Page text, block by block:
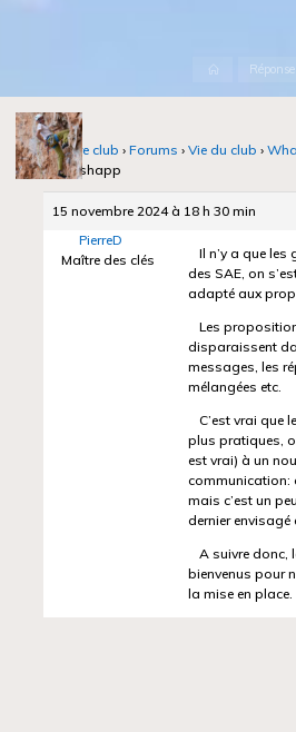
AccueilRéponse
Notre club › Forums › Vie du club ›
Whatshapp
15 novembre 2024 à 18 h 30 min
PierreD
Maître des clés
Il n’y a que
des SAE, on
adapté aux
Les
disparaissent
messages, les
mélangées etc.
C’est vrai que
plus pratiques,
est vrai) à un
communication:
mais c’est un
dernier envisagé
A suivre donc,
bienvenus pour
la mise en place.